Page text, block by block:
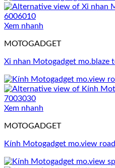
Xem nhanh
MOTOGADGET
Xi nhan Motogadget mo.blaze
Xem nhanh
MOTOGADGET
Kính Motogadget mo.view